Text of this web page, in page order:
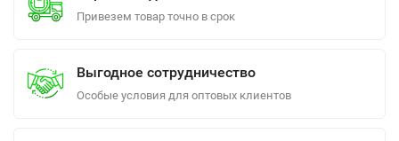
Привезем товар точно в срок
Выгодное сотрудничество
Особые условия для оптовых клиентов